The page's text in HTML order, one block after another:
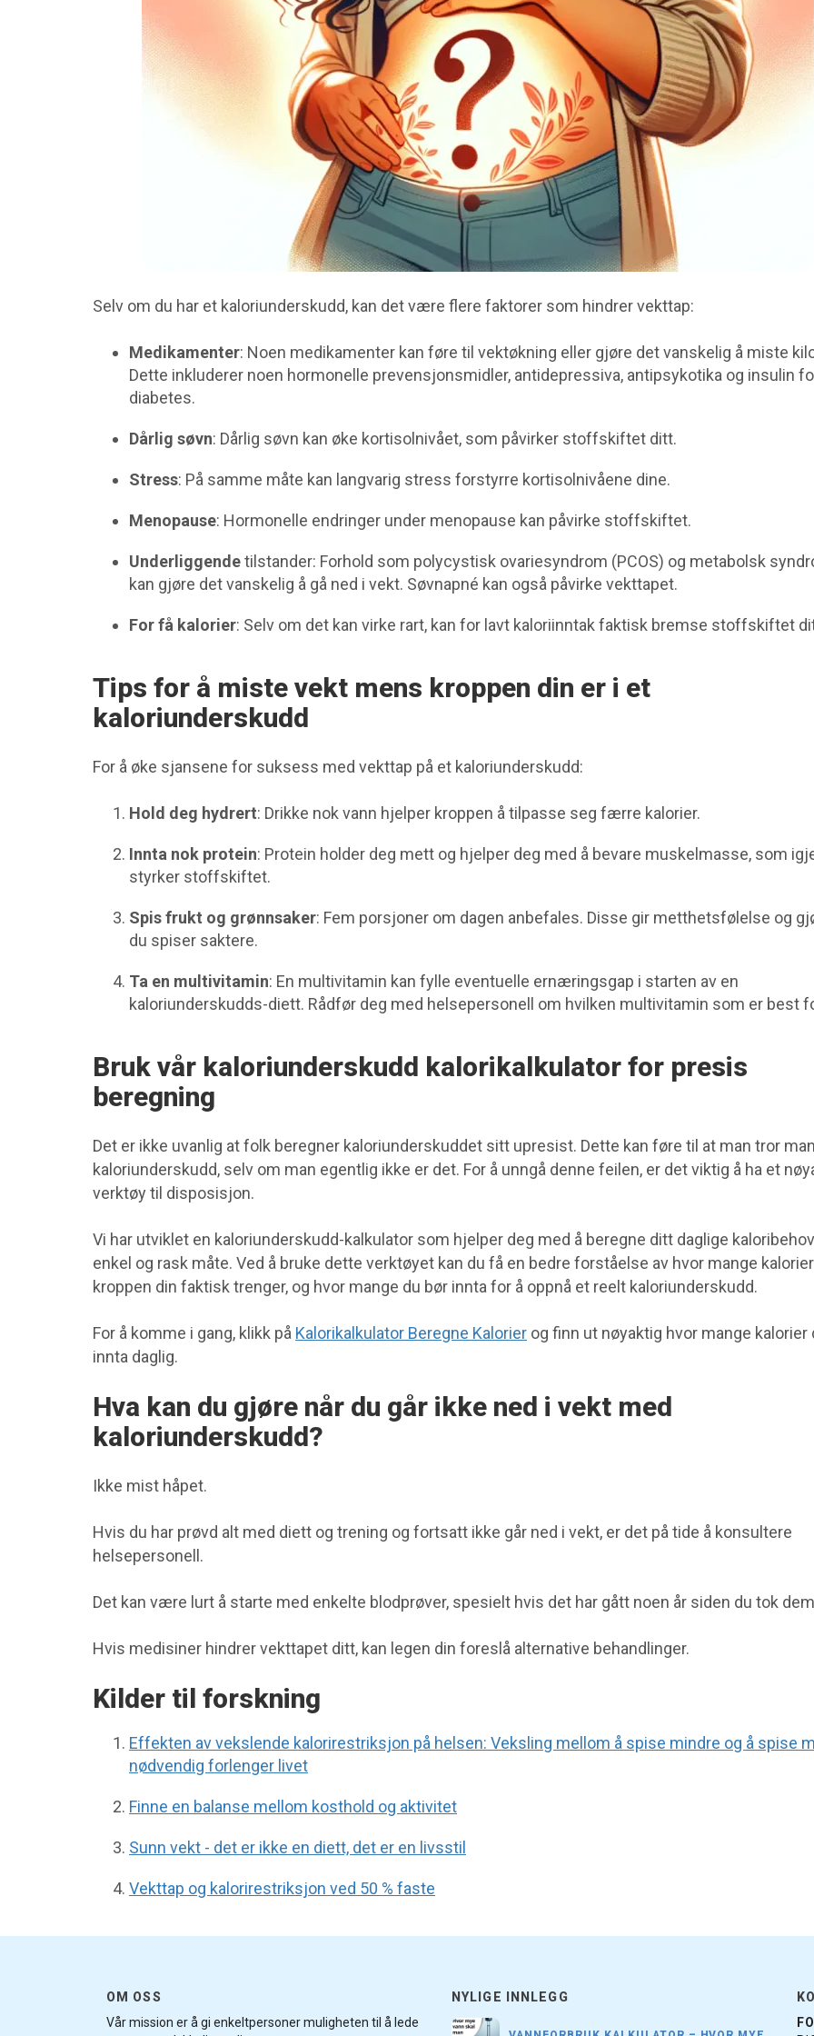
Selv om du har et kaloriunderskudd, kan det være flere faktorer som hindrer vekttap:
Medikamenter: Noen medikamenter kan føre til vektøkning eller gjøre det vanskelig å miste
Dette inkluderer noen hormonelle prevensjonsmidler, antidepressiva, antipsykotika og insulin
diabetes.
Dårlig søvn: Dårlig søvn kan øke kortisolnivået, som påvirker stoffskiftet ditt.
Stress: På samme måte kan langvarig stress forstyrre kortisolnivåene dine.
Menopause: Hormonelle endringer under menopause kan påvirke stoffskiftet.
Underliggendetilstander: Forhold som polycystisk ovariesyndrom (PCOS) og metabolsk
kan gjøre det vanskelig å gå ned i vekt. Søvnapné kan også påvirke vekttapet.
For få kalorier: Selv om det kan virke rart, kan for lavt kaloriinntak faktisk bremse stoffskiftet
Tips for å miste vekt mens kroppen din er i et
kaloriunderskudd
For å øke sjansene for suksess med vekttap på et kaloriunderskudd:
Hold deg hydrert: Drikke nok vann hjelper kroppen å tilpasse seg færre kalorier.
Innta nok protein: Protein holder deg mett og hjelper deg med å bevare muskelmasse, som
styrker stoffskiftet.
Spis frukt og grønnsaker: Fem porsjoner om dagen anbefales. Disse gir metthetsfølelse og
du spiser saktere.
Ta en multivitamin: En multivitamin kan fylle eventuelle ernæringsgap i starten av en
kaloriunderskudds-diett. Rådfør deg med helsepersonell om hvilken multivitamin som er best
Bruk vår kaloriunderskudd kalorikalkulator for presis
beregning
Det er ikke uvanlig at folk beregner kaloriunderskuddet sitt upresist. Dette kan føre til at man tror
kaloriunderskudd, selv om man egentlig ikke er det. For å unngå denne feilen, er det viktig å ha et
verktøy til disposisjon.
Vi har utviklet en kaloriunderskudd-kalkulator som hjelper deg med å beregne ditt daglige
enkel og rask måte. Ved å bruke dette verktøyet kan du få en bedre forståelse av hvor mange kalorier
kroppen din faktisk trenger, og hvor mange du bør innta for å oppnå et reelt kaloriunderskudd.
For å komme i gang, klikk på Kalorikalkulator Beregne Kalorier og finn ut nøyaktig hvor mange kalorier
innta daglig.
Hva kan du gjøre når du går ikke ned i vekt med
kaloriunderskudd?
Ikke mist håpet.
Hvis du har prøvd alt med diett og trening og fortsatt ikke går ned i vekt, er det på tide å konsultere
helsepersonell.
Det kan være lurt å starte med enkelte blodprøver, spesielt hvis det har gått noen år siden du tok
Hvis medisiner hindrer vekttapet ditt, kan legen din foreslå alternative behandlinger.
Kilder til forskning
Effekten av vekslende kalorirestriksjon på helsen: Veksling mellom å spise mindre og å spise
nødvendig forlenger livet
Finne en balanse mellom kosthold og aktivitet
Sunn vekt - det er ikke en diett, det er en livsstil
Vekttap og kalorirestriksjon ved 50 % faste
OM OSS
Vår mission er å gi enkeltpersoner muligheten til å lede
NYLIGE INNLEGG